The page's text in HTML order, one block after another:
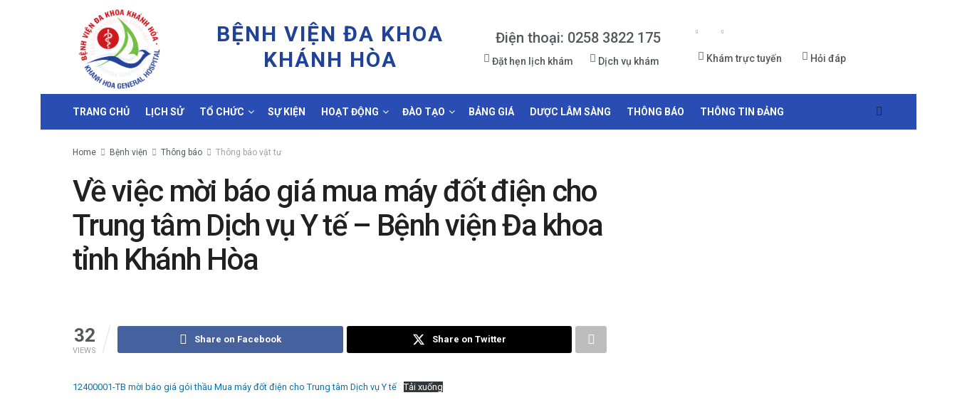
BỆNH VIỆN ĐA KHOA
KHÁNH HÒA
Điện thoại: 0258 3822 175
Đặt hẹn lịch khám Dịch vụ khám Khám trực tuyến Hỏi đáp
TRANG CHỦ LỊCH SỬ TỔ CHỨC SỰ KIỆN HOẠT ĐỘNG ĐÀO TẠO BẢNG GIÁ DƯỢC LÂM SÀNG THÔNG BÁO THÔNG TIN ĐẢNG
Home Bệnh viện Thông báo Thông báo vật tư
Về việc mời báo giá mua máy đốt điện cho
Trung tâm Dịch vụ Y tế – Bệnh viện Đa khoa
tỉnh Khánh Hòa
32
VIEWS
Share on Facebook Share on Twitter
12400001-TB mời báo giá gói thầu Mua máy đốt điện cho Trung tâm Dịch vụ Y tế Tải xuống